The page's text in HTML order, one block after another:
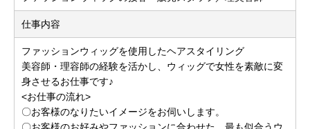
仕事内容
ファッションウィッグを使用したヘアスタイリング
美容師・理容師の経験を活かし、ウィッグで女性を素敵に変
身させるお仕事です♪
<お仕事の流れ>
〇お客様のなりたいイメージをお伺いします。